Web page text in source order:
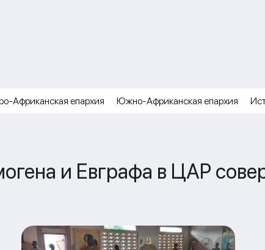
Африканская епархия Южно-Африканская епархия
и Евграфа в ЦАР